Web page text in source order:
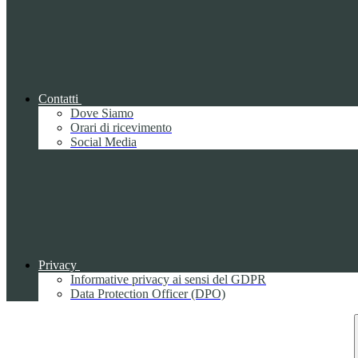
Contatti
Dove Siamo
Orari di ricevimento
Social Media
Privacy
Informative privacy ai sensi del GDPR
Data Protection Officer (DPO)